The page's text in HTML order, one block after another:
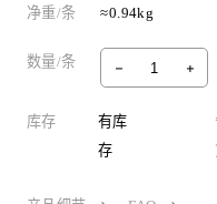
净重/条 ≈0.94kg
数量/条
库存
有库
存